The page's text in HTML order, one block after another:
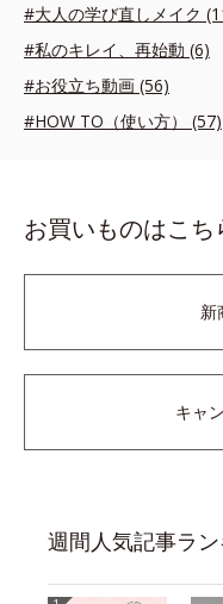
#大人の学び直しメイク
#私のキレイ、再始動 (6)
#お役立ち動画 (56)
#HOW TO（使い方） (57)
お買いものはこち
新
キャ
週間人気記事ラ